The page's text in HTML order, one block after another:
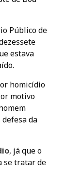
Público de
estava
homicídio
motivo
da
, já que o
se tratar de